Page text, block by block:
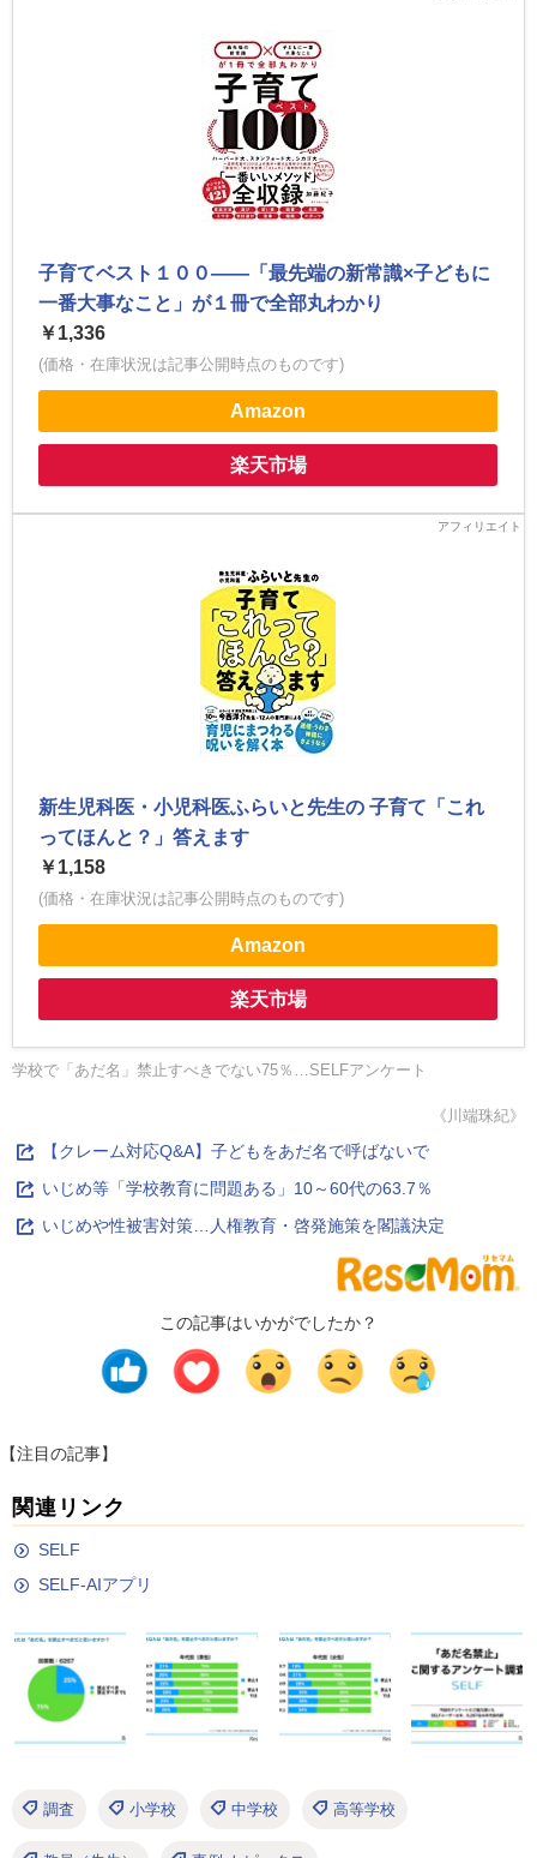
子育てベスト１００――「最先端の新常識×子どもに
一番大事なこと」が１冊で全部丸わかり
￥1,336
(価格・在庫状況は記事公開時点のものです)
Amazon
楽天市場
新生児科医・小児科医ふらいと先生の 子育て「これ
ってほんと？」答えます
￥1,158
(価格・在庫状況は記事公開時点のものです)
Amazon
楽天市場
学校で「あだ名」禁止すべきでない75％…SELFアンケート
《川端珠紀》
【クレーム対応Q&A】子どもをあだ名で呼ばないで
いじめ等「学校教育に問題ある」10～60代の63.7％
いじめや性被害対策…人権教育・啓発施策を閣議決定
この記事はいかがでしたか？
【注目の記事】
関連リンク
SELF
SELF-AIアプリ
調査 小学校 中学校 高等学校